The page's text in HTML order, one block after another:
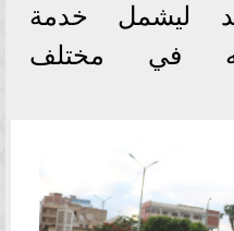
ليشمل خدمة
في مختلف